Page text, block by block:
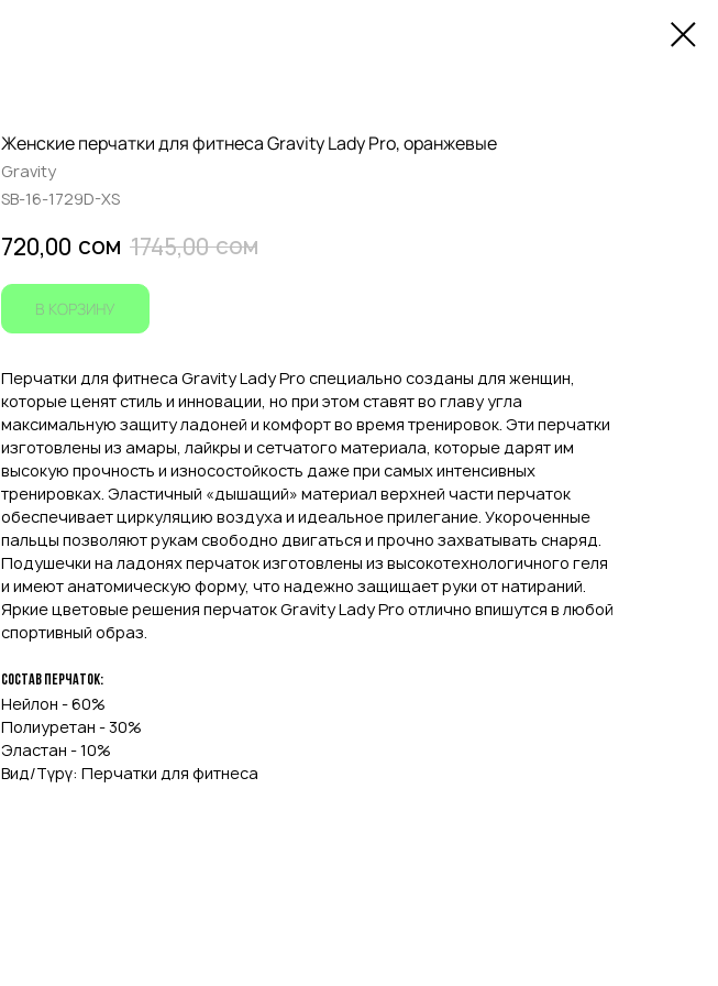
Женские перчатки для фитнеса Gravity Lady Pro, оранжевые
Gravity
SB-16-1729D-XS
720,00 сом 1745,00 сом
В КОРЗИНУ
Перчатки для фитнеса Gravity Lady Pro специально созданы для женщин,
которые ценят стиль и инновации, но при этом ставят во главу угла
максимальную защиту ладоней и комфорт во время тренировок. Эти перчатки
изготовлены из амары, лайкры и сетчатого материала, которые дарят им
высокую прочность и износостойкость даже при самых интенсивных
тренировках. Эластичный «дышащий» материал верхней части перчаток
обеспечивает циркуляцию воздуха и идеальное прилегание. Укороченные
пальцы позволяют рукам свободно двигаться и прочно захватывать снаряд.
Подушечки на ладонях перчаток изготовлены из высокотехнологичного геля
и имеют анатомическую форму, что надежно защищает руки от натираний.
Яркие цветовые решения перчаток Gravity Lady Pro отлично впишутся в любой
спортивный образ.
Состав перчаток:
Нейлон - 60%
Полиуретан - 30%
Эластан - 10%
Вид/Түрү: Перчатки для фитнеса